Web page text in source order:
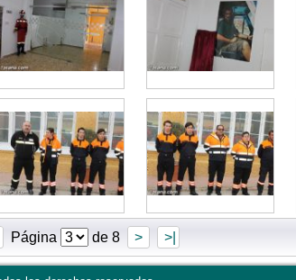
Página de 8 > >|